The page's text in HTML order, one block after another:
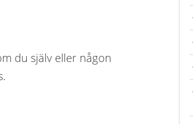
du själv eller någon